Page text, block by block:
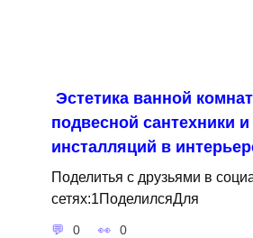
Эстетика ванной
подвесной сантехники
инсталляций в
Поделитья с друзьями в
сетях:1ПоделилсяДля
0 0